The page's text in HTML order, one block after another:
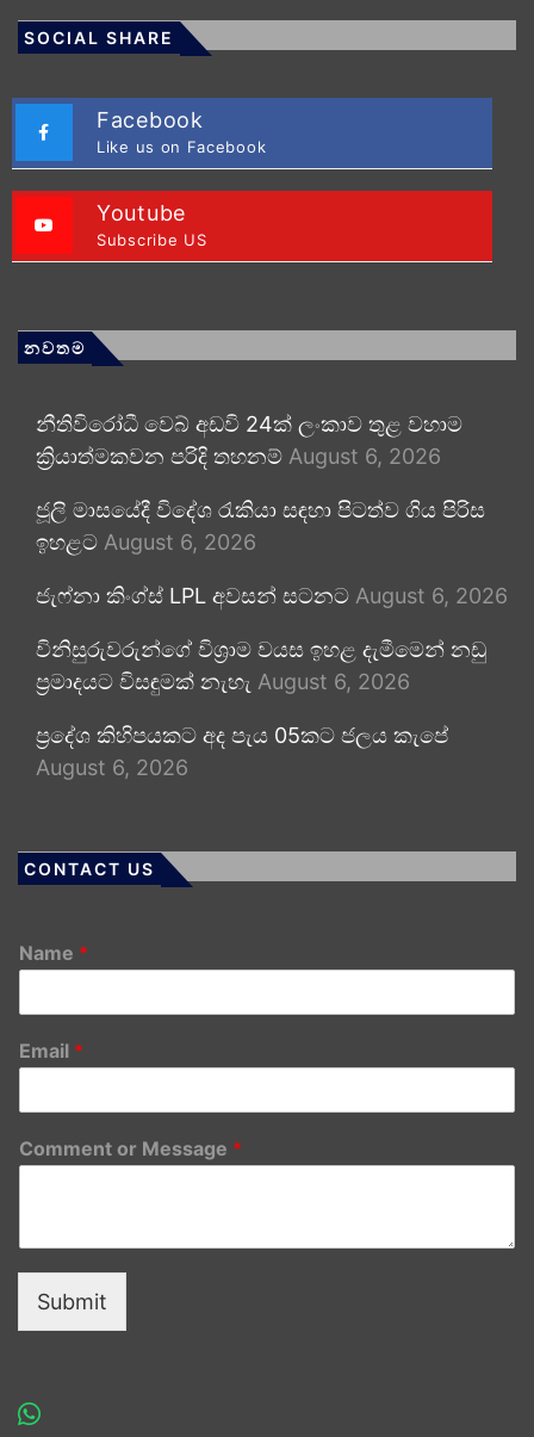
SOCIAL SHARE
Facebook
Like us on Facebook
Youtube
Subscribe US
නවතම
නීතිවිරෝධී වෙබ් අඩවි 24ක් ලංකාව තුළ වහාම
ක්‍රියාත්මකවන පරිදි තහනම් August 6, 2026
ජූලි මාසයේදී විදේශ රැකියා සඳහා පිටත්ව ගිය පිරිස
ඉහළට August 6, 2026
ජැෆ්නා කිංග්ස් LPL අවසන් සටනට August 6, 2026
විනිසුරුවරුන්ගේ විශ්‍රාම වයස ඉහළ දැමීමෙන් නඩු
ප්‍රමාදයට විසඳුමක් නැහැ August 6, 2026
ප්‍රදේශ කිහිපයකට අද පැය 05කට ජලය කැපේ
August 6, 2026
CONTACT US
Name *
Email *
Comment or Message *
Submit